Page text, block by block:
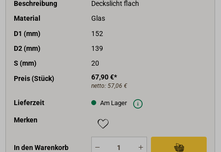
Beschreibung
Deckslicht flach
Material
Glas
D1 (mm)
152
D2 (mm)
139
S (mm)
20
Preis (Stück)
67,90 €*
netto: 57,06 €
Lieferzeit Am Lager
Merken
In den Warenkorb